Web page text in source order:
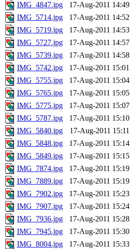
IMG_4847.jpg
17-Aug-2011 14:49
IMG_5714.jpg
17-Aug-2011 14:52
IMG_5719.jpg
17-Aug-2011 14:53
IMG_5727.jpg
17-Aug-2011 14:57
IMG_5739.jpg
17-Aug-2011 14:58
IMG_5742.jpg
17-Aug-2011 15:01
IMG_5755.jpg
17-Aug-2011 15:04
IMG_5765.jpg
17-Aug-2011 15:05
IMG_5775.jpg
17-Aug-2011 15:07
IMG_5787.jpg
17-Aug-2011 15:10
IMG_5840.jpg
17-Aug-2011 15:11
IMG_5848.jpg
17-Aug-2011 15:14
IMG_5849.jpg
17-Aug-2011 15:15
IMG_7874.jpg
17-Aug-2011 15:19
IMG_7889.jpg
17-Aug-2011 15:19
IMG_7902.jpg
17-Aug-2011 15:23
IMG_7907.jpg
17-Aug-2011 15:24
IMG_7936.jpg
17-Aug-2011 15:28
IMG_7945.jpg
17-Aug-2011 15:30
IMG_8004.jpg
17-Aug-2011 15:33